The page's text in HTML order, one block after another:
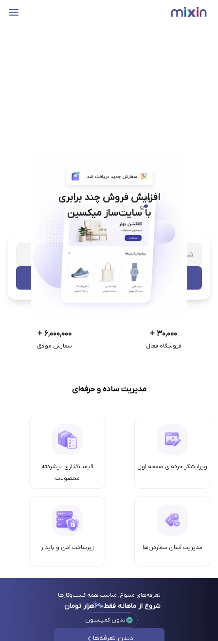
افزایش فروش چند برابری
با سایت‌ساز میکسین
شریک تجاری ترب با پشتیبانی اختصاصی
تست رایگان
۳۰٬۰۰۰ +
فروشگاه فعال
۶٬۰۰۰٬۰۰۰ +
سفارش موفق
مدیریت ساده و حرفه‌ای
ویرایشگر حرفه‌ای صفحه اول
قیمت‌گذاری پیشرفته
محصولات
مدیریت آسان سفارش‌ها زیرساخت امن‌ و پایدار
تعرفه‌های متنوع، مناسب همه کسب‌وکارها
شروع از ماهانه فقط۶۹۰هزار تومان
بدون کمیسیون
دیدن تعرفه‌ها